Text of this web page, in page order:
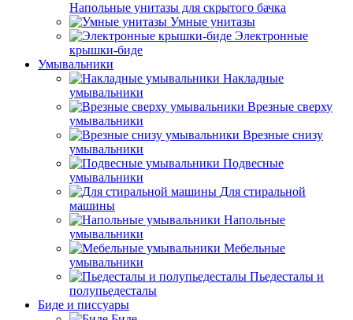
Напольные унитазы для скрытого бачка
Умные унитазы
Электронные
крышки-биде
Умывальники
Накладные
умывальники
Врезные сверху
умывальники
Врезные снизу
умывальники
Подвесные
умывальники
Для стиральной
машины
Напольные
умывальники
Мебельные
умывальники
Пьедесталы и
полупьедесталы
Биде и писсуары